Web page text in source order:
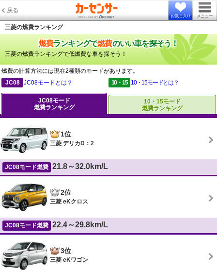
戻る
お気に入り メニュー
三菱の燃費ランキング
燃費ランキングで燃費のいい車を探そう！
三菱の燃費ランキングで低燃費な車を探そう！
燃費の計算方法には現在2種類のモードがあります。
JC08
JC08モードとは？ 10・15 10・15モードとは？
JC08モード
燃費ランキング
10・15モード
燃費ランキング
1位
三菱 デリカD：2
JC08モード燃費 21.8～32.0km/L
2位
三菱 eKクロス
JC08モード燃費 22.4～29.8km/L
3位
三菱 eKワゴン